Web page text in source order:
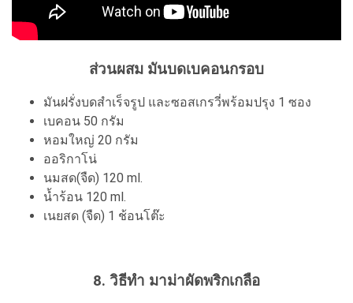
ส่วนผสม มันบดเบคอนกรอบ
มันฝรั่งบดสำเร็จรูป และซอสเกรวี่พร้อมปรุง 1 ซอง
เบคอน 50 กรัม
หอมใหญ่ 20 กรัม
ออริกาโน่
นมสด(จืด) 120 ml.
น้ำร้อน 120 ml.
เนยสด (จืด) 1 ช้อนโต๊ะ
8. วิธีทำ มาม่าผัดพริกเกลือ